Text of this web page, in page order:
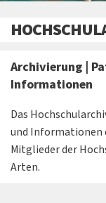
Archivierung |
Informationen
Das
und Informationen
Mitglieder der
Arten.